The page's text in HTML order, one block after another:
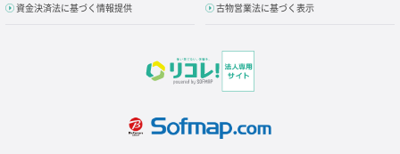
資金決済法に基づく情報提供 古物営業法に基づく表示